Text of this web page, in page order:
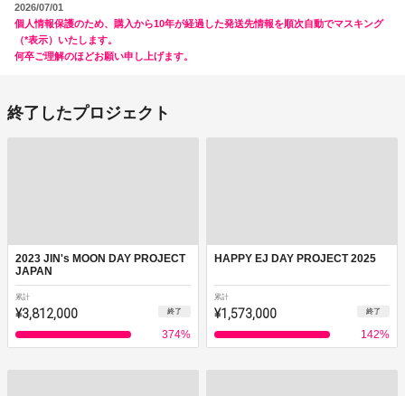
2026/07/01
個人情報保護のため、購入から10年が経過した発送先情報を順次自動でマスキング
（*表示）いたします。
何卒ご理解のほどお願い申し上げます。
終了したプロジェクト
2023 JIN's MOON DAY PROJECT
JAPAN
累計
¥3,812,000 終了
374%
HAPPY EJ DAY PROJECT 2025
累計
¥1,573,000 終了
142%